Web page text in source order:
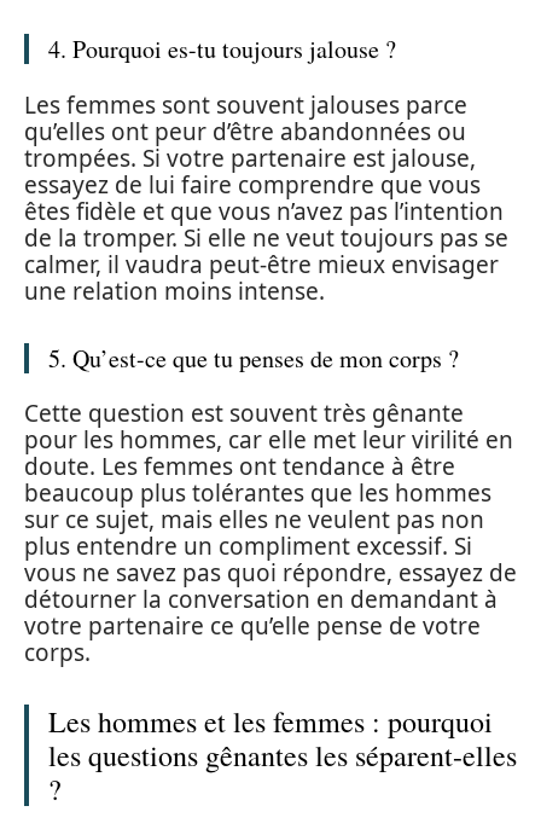
4. Pourquoi es-tu toujours jalouse ?
Les femmes sont souvent jalouses parce
qu’elles ont peur d’être abandonnées ou
trompées. Si votre partenaire est jalouse,
essayez de lui faire comprendre que vous
êtes fidèle et que vous n’avez pas l’intention
de la tromper. Si elle ne veut toujours pas se
calmer, il vaudra peut-être mieux envisager
une relation moins intense.
5. Qu’est-ce que tu penses de mon corps ?
Cette question est souvent très gênante
pour les hommes, car elle met leur virilité en
doute. Les femmes ont tendance à être
beaucoup plus tolérantes que les hommes
sur ce sujet, mais elles ne veulent pas non
plus entendre un compliment excessif. Si
vous ne savez pas quoi répondre, essayez de
détourner la conversation en demandant à
votre partenaire ce qu’elle pense de votre
corps.
Les hommes et les femmes : pourquoi
les questions gênantes les séparent-elles
?